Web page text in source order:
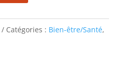
Catégories : Bien-être/Santé,